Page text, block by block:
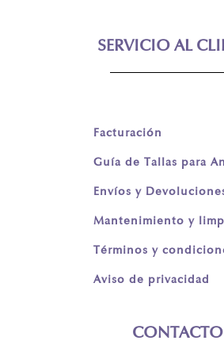
SERVICIO AL
Facturación
Guía de Tallas para
Envíos y
Mantenimiento y
Términos y
Aviso de privacidad
CONTACTO